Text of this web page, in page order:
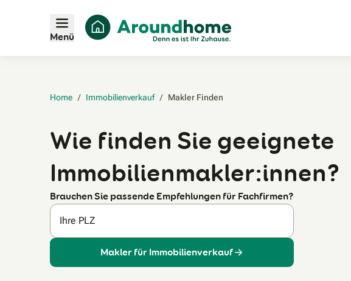
Menü
Home / Immobilienverkauf / Makler Finden‎
Wie finden Sie geeignete
Immobilienmakler:innen?
Brauchen Sie passende Empfehlungen für Fachfirmen?
Ihre PLZ
Makler für Immobilienverkauf